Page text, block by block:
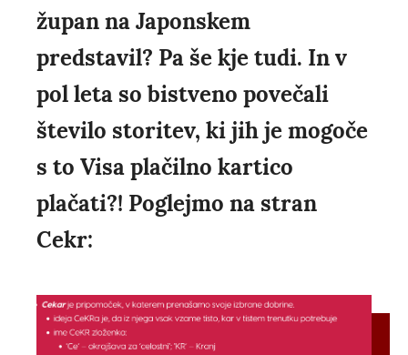
župan na Japonskem
predstavil? Pa še kje tudi. In v
pol leta so bistveno povečali
število storitev, ki jih je mogoče
s to Visa plačilno kartico
plačati?! Poglejmo na stran
Cekr: